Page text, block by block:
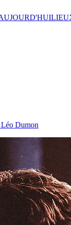
Dumon